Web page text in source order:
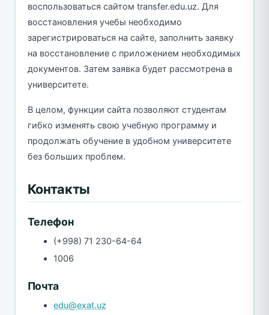
воспользоваться сайтом transfer.edu.uz. Для
восстановления учебы необходимо
зарегистрироваться на сайте, заполнить заявку
на восстановление с приложением необходимых
документов. Затем заявка будет рассмотрена в
университете.
В целом, функции сайта позволяют студентам
гибко изменять свою учебную программу и
продолжать обучение в удобном университете
без больших проблем.
Контакты
Телефон
(+998) 71 230-64-64
1006
Почта
edu@exat.uz